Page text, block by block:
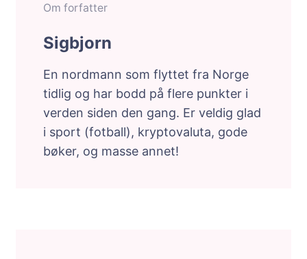
Om forfatter
Sigbjorn
En nordmann som flyttet fra Norge
tidlig og har bodd på flere punkter i
verden siden den gang. Er veldig glad
i sport (fotball), kryptovaluta, gode
bøker, og masse annet!